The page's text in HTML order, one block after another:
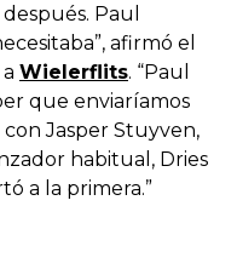
Paul
afirmó el
Wielerflits. “Paul
que enviaríamos
Jasper Stuyven,
habitual, Dries
a la primera.”